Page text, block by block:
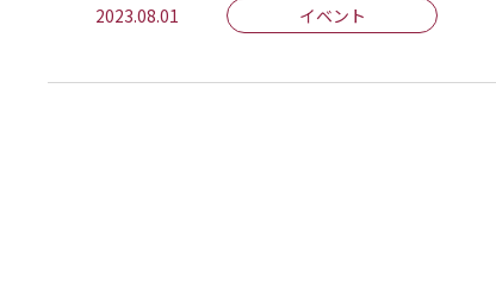
2023.08.01 イベント